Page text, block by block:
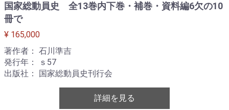
国家総動員史 全13巻内下巻・補巻・資料編6欠の10
冊で
¥ 165,000
著作者： 石川準吉
発行年： ｓ57
出版社： 国家総動員史刊行会
詳細を見る